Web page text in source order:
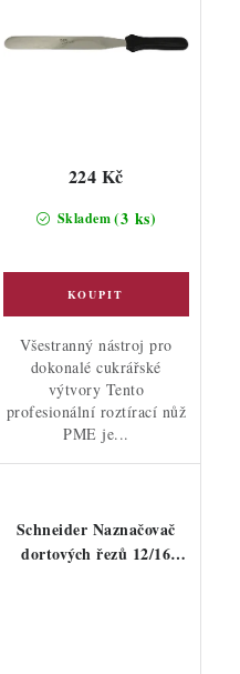
Skladem(3 ks)
224 Kč
Všestranný nástroj pro
dokonalé cukrářské
výtvory Tento
profesionální roztírací nůž
PME je...
Schneider Naznačovač
dortových řezů 12/16